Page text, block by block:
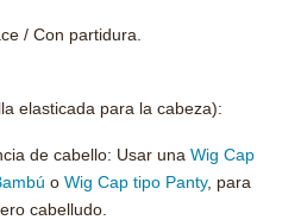
/ Con partidura.
elasticada para la cabeza):
de cabello: Usar una Wig Cap
o Wig Cap tipo Panty, para
cabelludo.